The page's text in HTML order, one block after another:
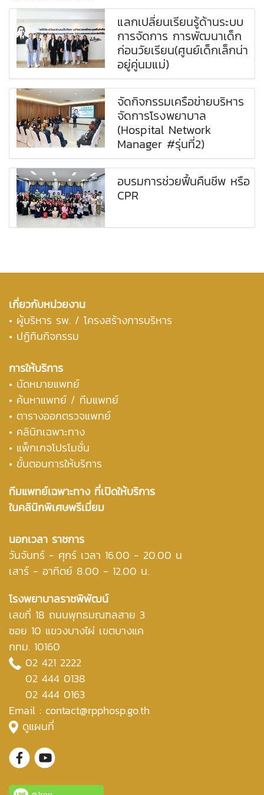
แลกเปลี่ยนเรียนรู้ด้านระบบ
การจัดการ การพัฒนาเด็ก
ก่อนวัยเรียน(ศูนย์เด็กเล็กน่า
อยู่คู่นมแม่)
จัดกิจกรรมเครือข่ายบริหาร
จัดการโรงพยาบาล
(Hospital Network
Manager #รุ่นที่2)
อบรมการช่วยฟื้นคืนชีพ หรือ
CPR
เกี่ยวกับหน่วยงาน
• ผู้บริหาร รพ. / โครงสร้างการบริหาร
• ปฏิทินกิจกรรม
การให้บริการ
• นัดหมายแพทย์
• ค้นหาแพทย์ / ทีมแพทย์
• ตารางออกตรวจแพทย์
• คลินิกเฉพาะทาง
• แพ็กเกจโปรโมชั่น
• ขั้นตอนการให้บริการ
ทีมแพทย์เฉพาะทาง ที่เปิดให้บริการ
ในคลินิกพิเศษพรีเมี่ยม
นอกเวลา ราชการ
วันจันทร์ - ศุกร์ เวลา 16.00 - 20.00 น
เสาร์ - อาทิตย์ 8.00 - 12.00 น.
โรงพยาบาลราชพิพัฒน์
เลขที่ 18 ถนนพุทธมณฑลสาย 3
ซอย 10 แขวงบางไผ่ เขตบางแค
กทม. 10160
02 421 2222
02 444 0138
02 444 0163
Email : contact@rpphosp.go.th
ดูแผนที่